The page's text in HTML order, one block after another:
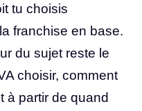
tu choisis
franchise en base.
du sujet reste le
choisir, comment
à partir de quand